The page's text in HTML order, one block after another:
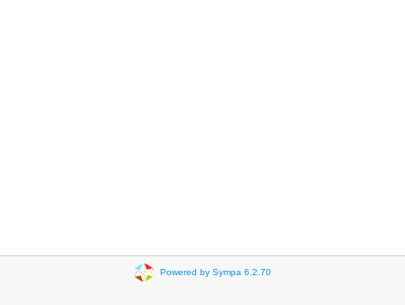
Powered by Sympa 6.2.70